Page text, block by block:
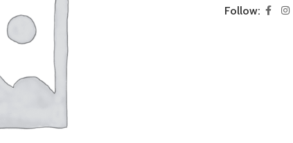
Follow: